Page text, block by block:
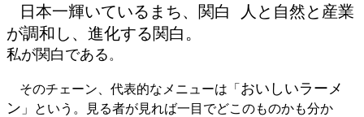
日本一輝いているまち、関白 人と自然と産業
が調和し、進化する関白。
私が関白である 。
そのチェーン、代表的なメニューは「 おいしいラーメ
ン 」という。見る者が見れば一目でどこのものかも分か